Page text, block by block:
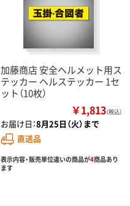
加藤商店 安全ヘルメット用ス
テッカー ヘルステッカー 1セ
ット（10枚）
￥1,813（税込）
お届け日：8月25日（火）まで
直送品
表示内容・販売単位違いの商品が4商品あり
ます